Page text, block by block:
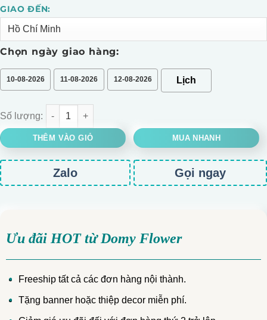
0
out
of
5
là:
399.000.
tại
300.000.
GIAO ĐẾN:
Chọn ngày giao hàng:
10-08-2026 11-08-2026 12-08-2026
Bó hồng đỏ oralie số lượng
THÊM VÀO GIỎ MUA NHANH
Alternative:
Zalo Gọi ngay
Ưu đãi HOT từ Domy Flower
Freeship tất cả các đơn hàng nội thành.
Tặng banner hoặc thiệp decor miễn phí.